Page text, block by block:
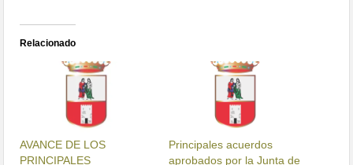
Relacionado
AVANCE DE LOS
PRINCIPALES
Principales acuerdos
aprobados por la Junta de